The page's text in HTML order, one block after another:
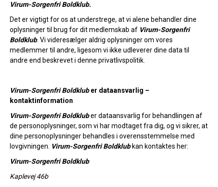
Virum-Sorgenfri Boldklub.
Det er vigtigt for os at understrege, at vi alene behandler dine
oplysninger til brug for dit medlemskab af Virum-Sorgenfri
Boldklub. Vi videresælger aldrig oplysninger om vores
medlemmer til andre, ligesom vi ikke udleverer dine data til
andre end beskrevet i denne privatlivspolitik.
Virum-Sorgenfri Boldkluber dataansvarlig –
kontaktinformation
Virum-Sorgenfri Boldkluber dataansvarlig for behandlingen af
de personoplysninger, som vi har modtaget fra dig, og vi sikrer, at
dine personoplysninger behandles i overensstemmelse med
lovgivningen. Virum-Sorgenfri Boldklubkan kontaktes her:
Virum-Sorgenfri Boldklub
Kaplevej 46b